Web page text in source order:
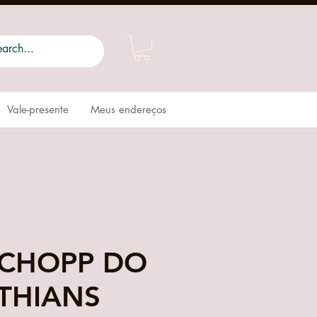
Vale-presente Meus endereços
DO